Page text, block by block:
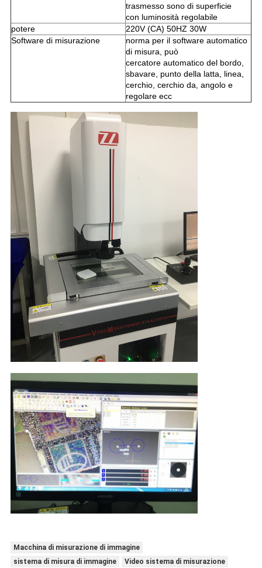
trasmesso sono di superficie
con luminosità regolabile
potere
220V (CA) 50HZ 30W
Software di misurazione
norma per il software automatico
di misura, può
cercatore automatico del bordo,
sbavare, punto della latta, linea,
cerchio, cerchio da, angolo e
regolare ecc
Macchina di misurazione di immagine
sistema di misura di immagine
Video sistema di misurazione